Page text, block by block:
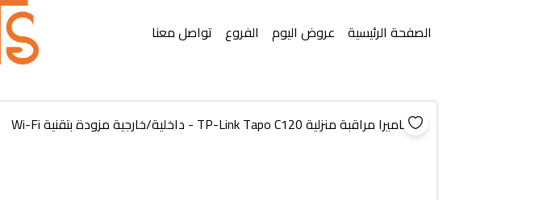
الصفحة الرئيسية عروض اليوم الفروع تواصل معنا